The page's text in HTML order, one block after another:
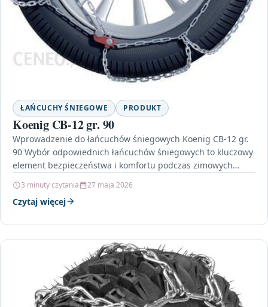
ŁAŃCUCHY ŚNIEGOWE PRODUKT
Koenig CB-12 gr. 90
Wprowadzenie do łańcuchów śniegowych Koenig CB-12 gr.
90 Wybór odpowiednich łańcuchów śniegowych to kluczowy
element bezpieczeństwa i komfortu podczas zimowych
3 minuty czytania 27 maja 2026
Czytaj więcej